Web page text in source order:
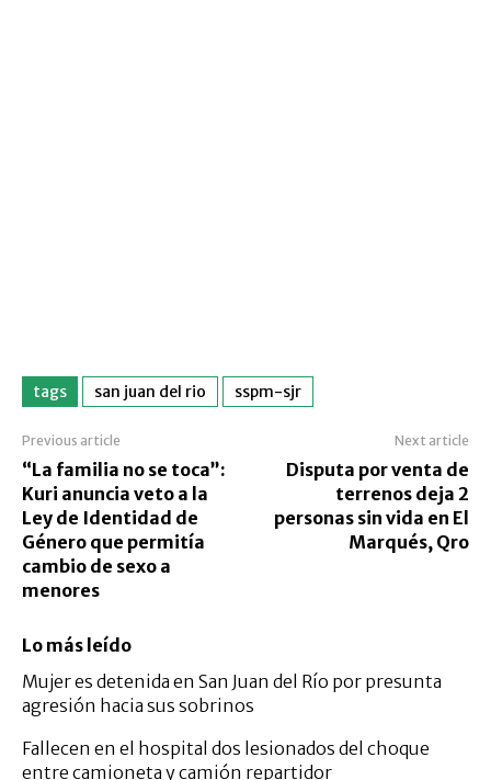
tags san juan del rio sspm-sjr
Previous article
“La familia no se toca”:
Kuri anuncia veto a la
Ley de Identidad de
Género que permitía
cambio de sexo a
menores
Next article
Disputa por venta de
terrenos deja 2
personas sin vida en El
Marqués, Qro
Lo más leído
Mujer es detenida en San Juan del Río por presunta
agresión hacia sus sobrinos
Fallecen en el hospital dos lesionados del choque
entre camioneta y camión repartidor